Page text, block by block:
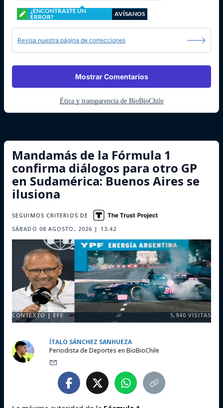
¿ENCONTRASTE UN
ERROR?
AVÍSANOS
Revisa nuestra página de correcciones
Mostrar Comentarios
Ética y transparencia de BioBioChile
Mandamás de la Fórmula 1
confirma diálogos para otro GP
en Sudamérica: Buenos Aires se
ilusiona
SÁBADO 08 AGOSTO, 2026 | 13:42
SEGUIMOS CRITERIOS DE
CONTEXTO | EFE 5,940 VISITAS
ÍTALO SÁNCHEZ SANHUEZA
Periodista de Deportes en BioBioChile